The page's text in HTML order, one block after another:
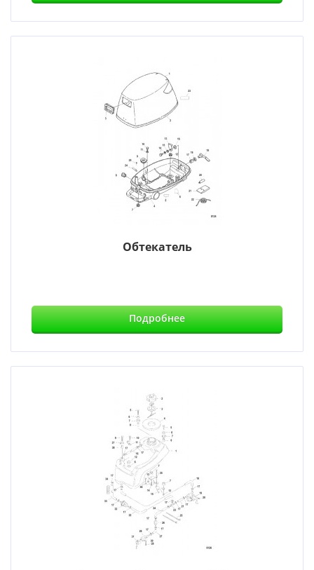
Обтекатель
Подробнее